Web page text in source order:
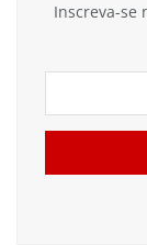
Inscreva-se